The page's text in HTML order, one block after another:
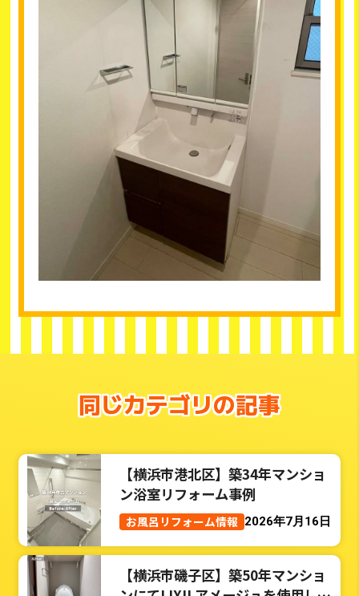
同じカテゴリの記事
【横浜市港北区】築34年マンショ
ン浴室リフォーム事例
お風呂リフォーム情報 2026年7月16日
【横浜市磯子区】築50年マンショ